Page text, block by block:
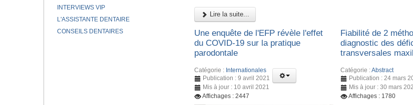
Lire la suite...
Une enquête de l'EFP révèle l'effet
du COVID-19 sur la pratique
parodontale
Catégorie : Internationales
Publication : 9 avril 2021
Mis à jour : 10 avril 2021
Affichages : 2447
Fiabilité de 2
diagnostic des
transversales
Catégorie :Abstract
Publication : 24 mars
Mis à jour : 30 mars
Affichages : 1780
INTERVIEWS VIP
L'ASSISTANTE DENTAIRE
CONSEILS DENTAIRES